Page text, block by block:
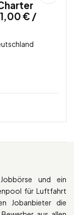
€ /
und ein
für Luftfahrt
Jobanbieter die